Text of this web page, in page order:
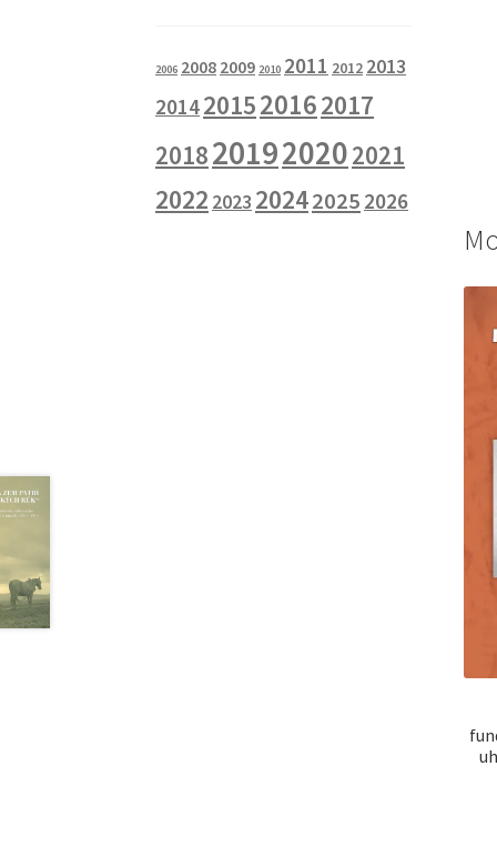
2006 2008 2009 2010 2011 2012 2013
2014201520162017
2018201920202021
2022 2023 20242025 2026